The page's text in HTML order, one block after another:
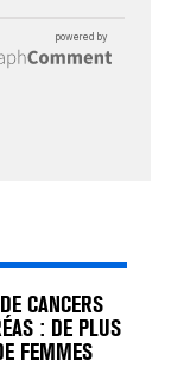
: LES
CANCERS
: DE PLUS
FEMMES